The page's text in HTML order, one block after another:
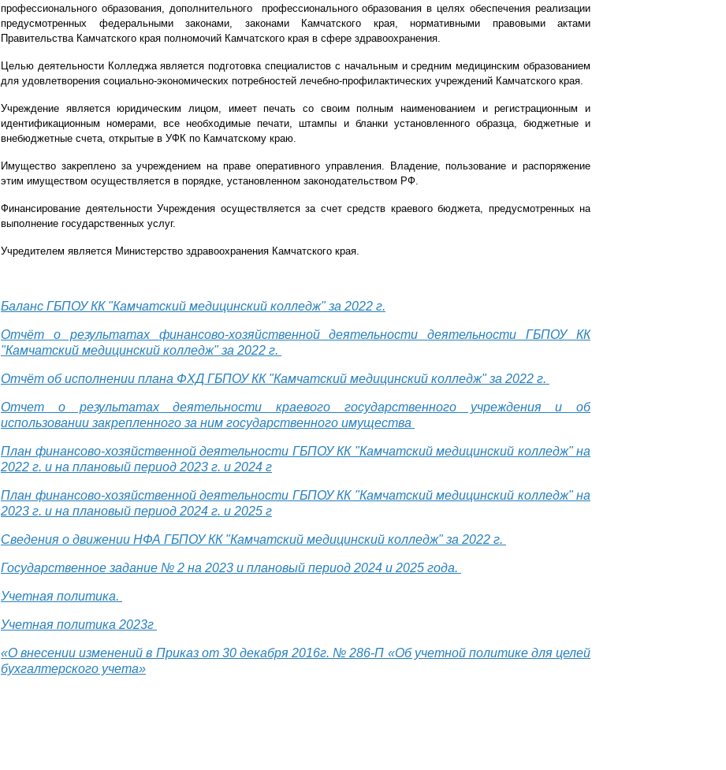
профессионального образования, дополнительного профессионального образования в целях обеспечения реализации
предусмотренных федеральными законами, законами Камчатского края, нормативными правовыми актами
Правительства Камчатского края полномочий Камчатского края в сфере здравоохранения.
Целью деятельности Колледжа является подготовка специалистов с начальным и средним медицинским образованием
для удовлетворения социально-экономических потребностей лечебно-профилактических учреждений Камчатского края.
Учреждение является юридическим лицом, имеет печать со своим полным наименованием и регистрационным и
идентификационным номерами, все необходимые печати, штампы и бланки установленного образца, бюджетные и
внебюджетные счета, открытые в УФК по Камчатскому краю.
Имущество закреплено за учреждением на праве оперативного управления. Владение, пользование и распоряжение
этим имуществом осуществляется в порядке, установленном законодательством РФ.
Финансирование деятельности Учреждения осуществляется за счет средств краевого бюджета, предусмотренных на
выполнение государственных услуг.
Учредителем является Министерство здравоохранения Камчатского края.
Баланс ГБПОУ КК "Камчатский медицинский колледж" за 2022 г.
Отчёт о результатах финансово-хозяйственной деятельностидеятельности ГБПОУ КК
"Камчатский медицинский колледж" за 2022 г.
Отчёт об исполнении плана ФХД ГБПОУ КК "Камчатский медицинский колледж" за 2022 г.
Отчет о результатах деятельности краевого государственного учреждения и об
использовании закрепленного за ним государственного имущества
План финансово-хозяйственной деятельности ГБПОУ КК "Камчатский медицинский колледж" на
2022 г. и на плановый период 2023 г. и 2024 г
План финансово-хозяйственной деятельности ГБПОУ КК "Камчатский медицинский колледж" на
2023 г. и на плановый период 2024 г. и 2025 г
Сведения о движении НФА ГБПОУ КК "Камчатский медицинский колледж" за 2022 г.
Государственное задание № 2 на 2023 и плановый период 2024 и 2025 года.
Учетная политика.
Учетная политика 2023г
«О внесении изменений в Приказ от 30 декабря 2016г. № 286-П «Об учетной политике для целей
бухгалтерского учета»